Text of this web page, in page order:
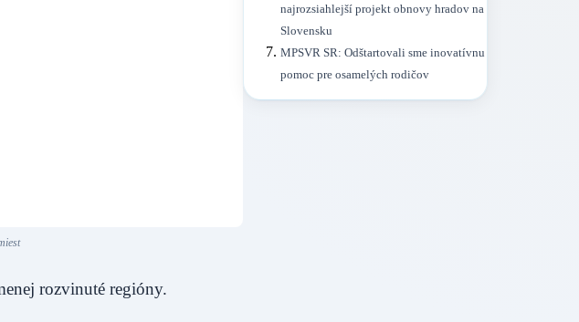
rozvinuté regióny.
najrozsiahlejší projekt obnovy hradov na
Slovensku
MPSVR SR: Odštartovali sme inovatívnu
pomoc pre osamelých rodičov